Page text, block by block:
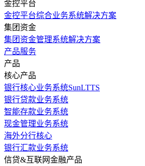
金控平台
金控平台综合业务系统解决方案
集团资金
集团资金管理系统解决方案
产品服务
产品
核心产品
银行核心业务系统SunLTTS
银行贷款业务系统
智能存款业务系统
现金管理业务系统
海外分行核心
银行汇款业务系统
信贷&互联网金融产品